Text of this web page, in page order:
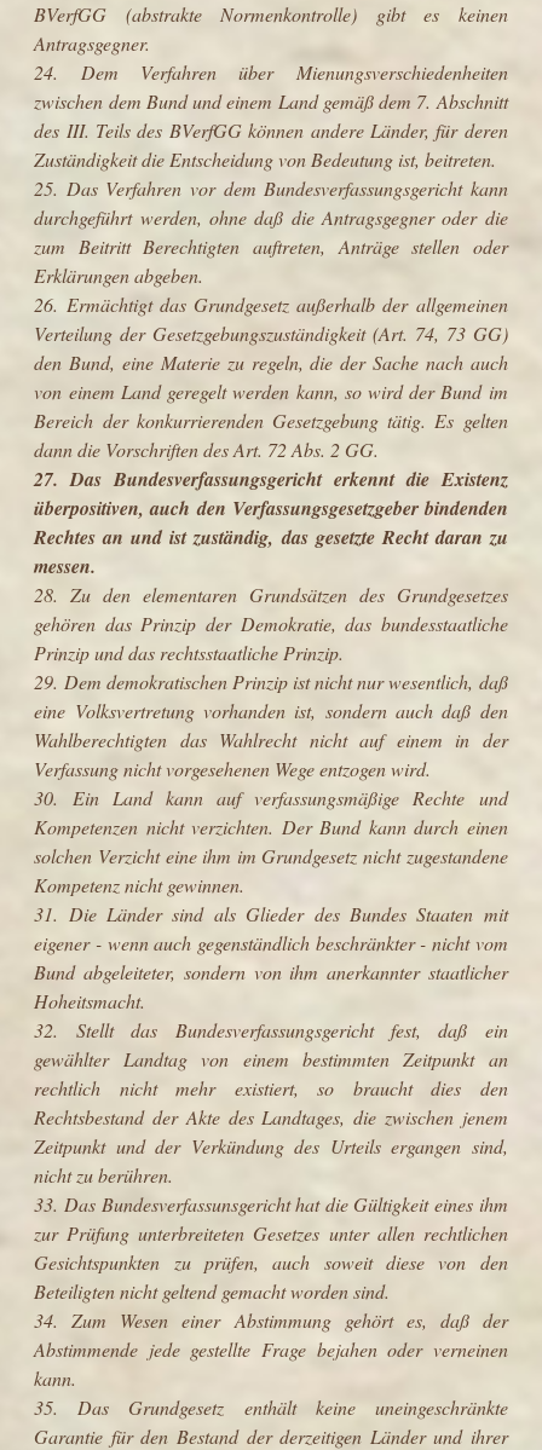
BVerfGG (abstrakte Normenkontrolle) gibt es keinen
Antragsgegner.
24. Dem Verfahren über Mienungsverschiedenheiten
zwischen dem Bund und einem Land gemäß dem 7. Abschnitt
des III. Teils des BVerfGG können andere Länder, für deren
Zuständigkeit die Entscheidung von Bedeutung ist, beitreten.
25. Das Verfahren vor dem Bundesverfassungsgericht kann
durchgeführt werden, ohne daß die Antragsgegner oder die
zum Beitritt Berechtigten auftreten, Anträge stellen oder
Erklärungen abgeben.
26. Ermächtigt das Grundgesetz außerhalb der allgemeinen
Verteilung der Gesetzgebungszuständigkeit (Art. 74, 73 GG)
den Bund, eine Materie zu regeln, die der Sache nach auch
von einem Land geregelt werden kann, so wird der Bund im
Bereich der konkurrierenden Gesetzgebung tätig. Es gelten
dann die Vorschriften des Art. 72 Abs. 2 GG.
27. Das Bundesverfassungsgericht erkennt die Existenz
überpositiven, auch den Verfassungsgesetzgeber bindenden
Rechtes an und ist zuständig, das gesetzte Recht daran zu
messen.
28. Zu den elementaren Grundsätzen des Grundgesetzes
gehören das Prinzip der Demokratie, das bundesstaatliche
Prinzip und das rechtsstaatliche Prinzip.
29. Dem demokratischen Prinzip ist nicht nur wesentlich, daß
eine Volksvertretung vorhanden ist, sondern auch daß den
Wahlberechtigten das Wahlrecht nicht auf einem in der
Verfassung nicht vorgesehenen Wege entzogen wird.
30. Ein Land kann auf verfassungsmäßige Rechte und
Kompetenzen nicht verzichten. Der Bund kann durch einen
solchen Verzicht eine ihm im Grundgesetz nicht zugestandene
Kompetenz nicht gewinnen.
31. Die Länder sind als Glieder des Bundes Staaten mit
eigener - wenn auch gegenständlich beschränkter - nicht vom
Bund abgeleiteter, sondern von ihm anerkannter staatlicher
Hoheitsmacht.
32. Stellt das Bundesverfassungsgericht fest, daß ein
gewählter Landtag von einem bestimmten Zeitpunkt an
rechtlich nicht mehr existiert, so braucht dies den
Rechtsbestand der Akte des Landtages, die zwischen jenem
Zeitpunkt und der Verkündung des Urteils ergangen sind,
nicht zu berühren.
33. Das Bundesverfassunsgericht hat die Gültigkeit eines ihm
zur Prüfung unterbreiteten Gesetzes unter allen rechtlichen
Gesichtspunkten zu prüfen, auch soweit diese von den
Beteiligten nicht geltend gemacht worden sind.
34. Zum Wesen einer Abstimmung gehört es, daß der
Abstimmende jede gestellte Frage bejahen oder verneinen
kann.
35. Das Grundgesetz enthält keine uneingeschränkte
Garantie für den Bestand der derzeitigen Länder und ihrer